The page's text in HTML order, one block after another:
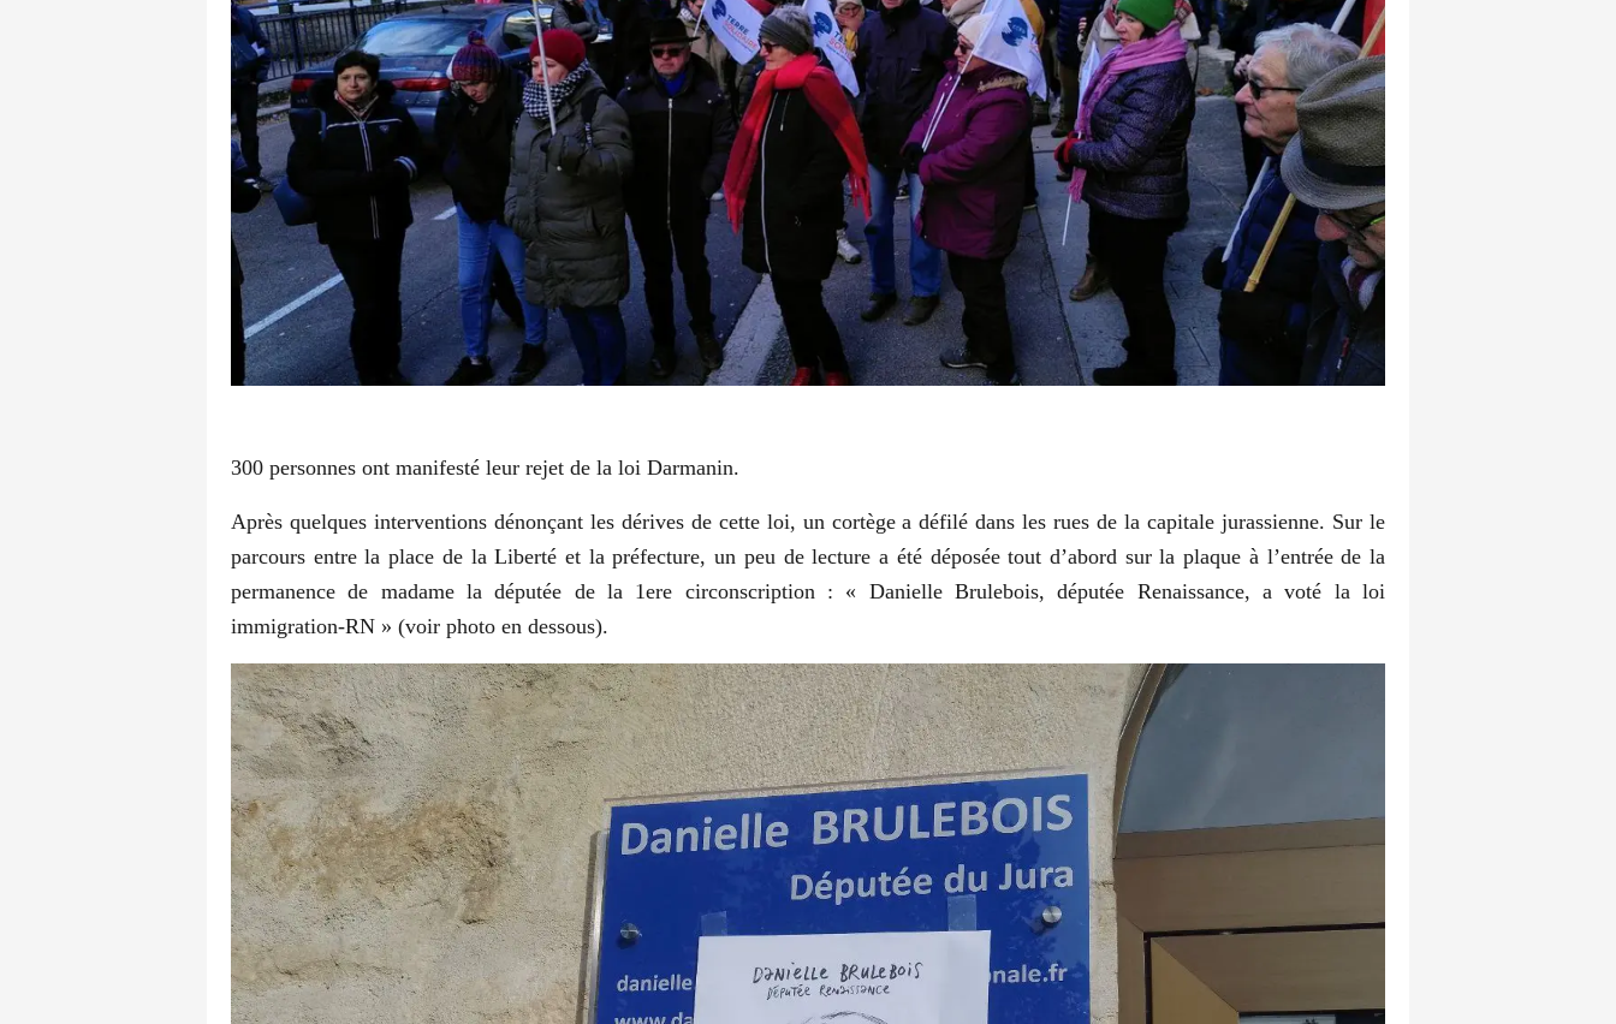
300 personnes ont manifesté leur rejet de la loi Darmanin.
Après quelques interventions dénonçant les dérives de cette loi, un cortège a défilé dans les rues de la capitale jurassienne. Sur le
parcours entre la place de la Liberté et la préfecture, un peu de lecture a été déposée tout d’abord sur la plaque à l’entrée de la
permanence de madame la députée de la 1ere circonscription : « Danielle Brulebois, députée Renaissance, a voté la loi
immigration-RN » (voir photo en dessous).